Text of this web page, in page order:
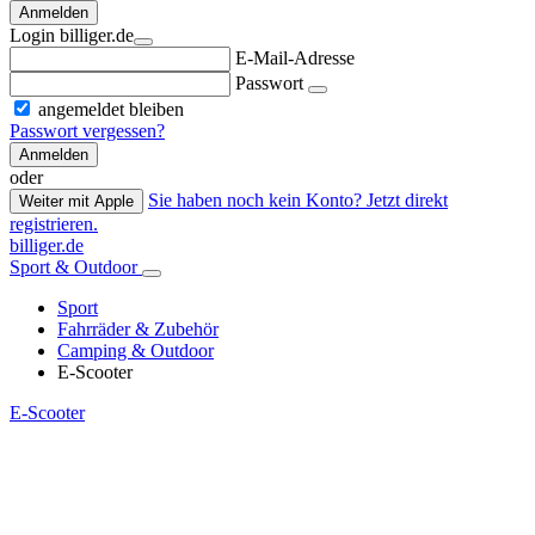
Anmelden
Login billiger.de
E-Mail-Adresse
Passwort
angemeldet bleiben
Passwort vergessen?
Anmelden
oder
Weiter mit Apple
Sie haben noch kein Konto? Jetzt direkt
registrieren.
billiger.de
Sport & Outdoor
Sport
Fahrräder & Zubehör
Camping & Outdoor
E-Scooter
E-Scooter